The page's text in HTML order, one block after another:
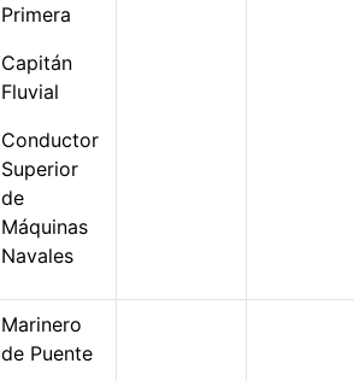
Primera
Capitán
Fluvial
Conductor
Superior
de
Máquinas
Navales
Marinero
de Puente